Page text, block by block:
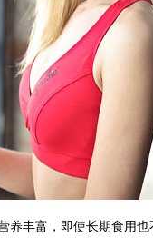
富，即使长期食用也